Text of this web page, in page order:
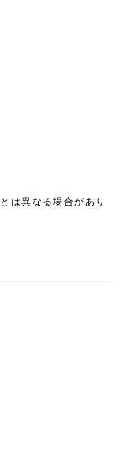
は異なる場合があり